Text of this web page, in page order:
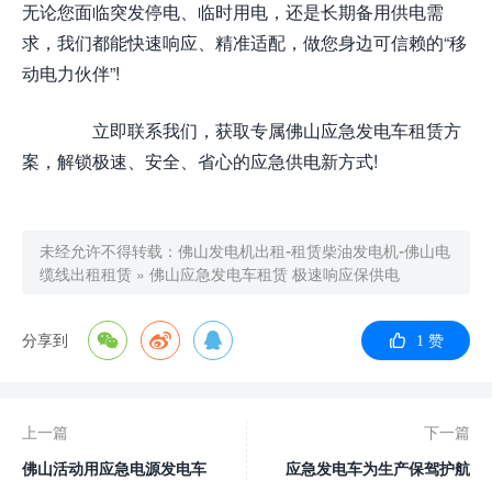
无论您面临突发停电、临时用电，还是长期备用供电需
求，我们都能快速响应、精准适配，做您身边可信赖的“移
动电力伙伴”!
立即联系我们，获取专属佛山应急发电车租赁方
案，解锁极速、安全、省心的应急供电新方式!
未经允许不得转载： 佛山发电机出租-租赁柴油发电机-佛山电
缆线出租租赁 » 佛山应急发电车租赁 极速响应保供电
分享到 1 赞
上一篇
佛山活动用应急电源发电车
下一篇
应急发电车为生产保驾护航